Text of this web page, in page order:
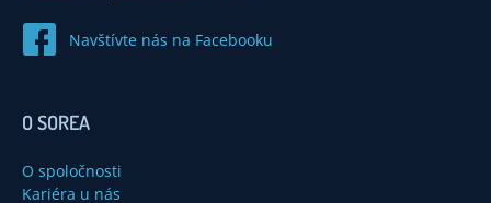
Navštívte nás na Facebooku
O SOREA
O spoločnosti
Kariéra u nás